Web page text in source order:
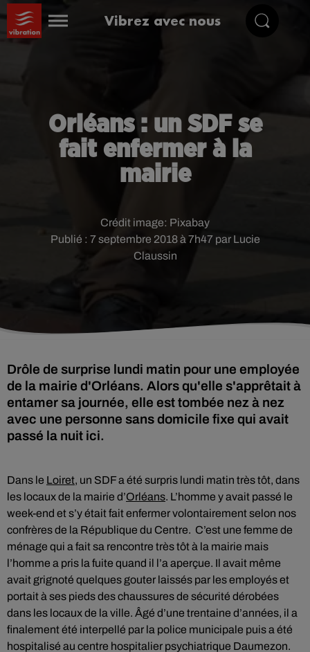
Vibrez avec nous
Orléans : un SDF se
fait enfermer à la
mairie
Publié : 7 septembre 2018 à 7h47 par Lucie
Claussin
Crédit image: Pixabay
Drôle de surprise lundi matin pour une employée
de la mairie d'Orléans. Alors qu'elle s'apprêtait à
entamer sa journée, elle est tombée nez à nez
avec une personne sans domicile fixe qui avait
passé la nuit ici.
Dans le Loiret, un SDF a été surpris lundi matin très tôt, dans
les locaux de la mairie d’Orléans. L’homme y avait passé le
week-end et s’y était fait enfermer volontairement selon nos
confrères de la République du Centre. C’est une femme de
ménage qui a fait sa rencontre très tôt à la mairie mais
l’homme a pris la fuite quand il l’a aperçue. Il avait même
avait grignoté quelques gouter laissés par les employés et
portait à ses pieds des chaussures de sécurité dérobées
dans les locaux de la ville. Âgé d’une trentaine d’années, il a
finalement été interpellé par la police municipale puis a été
hospitalisé au centre hospitalier psychiatrique Daumezon.